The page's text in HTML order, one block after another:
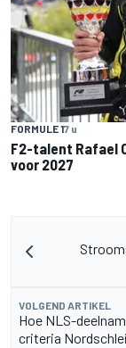
FORMULE 17 u
F2-talent Rafael
voor 2027
VOLGEND ARTIKEL
Hoe NLS-
criteria